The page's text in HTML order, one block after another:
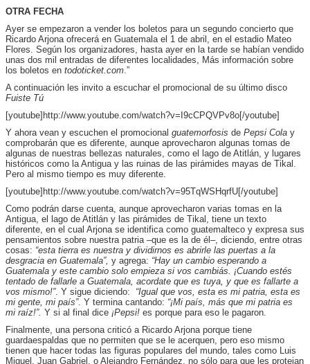
OTRA FECHA
Ayer se empezaron a vender los boletos para un segundo concierto que
Ricardo Arjona ofrecerá en Guatemala el 1 de abril, en el estadio Mateo
Flores. Según los organizadores, hasta ayer en la tarde se habían vendido
unas dos mil entradas de diferentes localidades, Más información sobre
los boletos en todoticket.com.”
A continuación les invito a escuchar el promocional de su último disco
Fuiste Tú
[youtube]http://www.youtube.com/watch?v=I9cCPQVPv8o[/youtube]
Y ahora vean y escuchen el promocional guatemorfosis de Pepsi Cola y
comprobarán que es diferente, aunque aprovecharon algunas tomas de
algunas de nuestras bellezas naturales, como el lago de Atitlán, y lugares
históricos como la Antigua y las ruinas de las pirámides mayas de Tikal.
Pero al mismo tiempo es muy diferente.
[youtube]http://www.youtube.com/watch?v=95TqWSHqrfU[/youtube]
Como podrán darse cuenta, aunque aprovecharon varias tomas en la
Antigua, el lago de Atitlán y las pirámides de Tikal, tiene un texto
diferente, en el cual Arjona se identifica como guatemalteco y expresa sus
pensamientos sobre nuestra patria –que es la de él–, diciendo, entre otras
cosas: “esta tierra es nuestra y dividirnos es abrirle las puertas a la
desgracia en Guatemala”, y agrega: “Hay un cambio esperando a
Guatemala y este cambio solo empieza si vos cambiás. ¡Cuando estés
tentado de fallarle a Guatemala, acordate que es tuya, y que es fallarte a
vos mismo!”. Y sigue diciendo:
“Igual que vos, esta es mi patria, esta es
mi gente, mi país”. Y termina cantando: “¡Mi país, más que mi patria es
mi raíz!”. Y si al final dice ¡Pepsi! es porque para eso le pagaron.
Finalmente, una persona criticó a Ricardo Arjona porque tiene
guardaespaldas que no permiten que se le acerquen, pero eso mismo
tienen que hacer todas las figuras populares del mundo, tales como Luis
Miguel, Juan Gabriel, o Alejandro Fernández, no sólo para que les protejan